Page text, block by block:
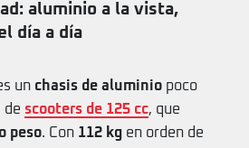
aluminio a la vista,
día a día
un chasis de aluminio poco
de scooters de 125 cc, que
peso. Con 112 kg en orden de